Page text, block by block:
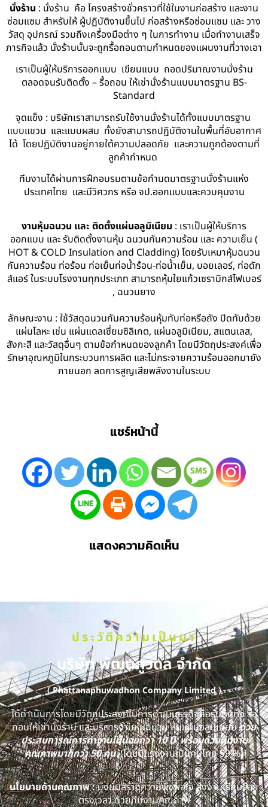
นั่งร้าน : นั่งร้าน คือ โครงสร้างชั่วคราวที่ใช้ในงานก่อสร้าง และงาน
ซ่อมแซม สำหรับให้ ผู้ปฏิบัติงานขึ้นไป ก่อสร้างหรือซ่อมแซม และ วาง
วัสดุ อุปกรณ์ รวมถึงเครื่องมือต่าง ๆ ในการทำงาน เมื่อทำงานเสร็จ
ภารกิจแล้ว นั่งร้านนั้นจะถูกรื้อถอนตามกำหนดของแผนงานที่วางเอา
เราเป็นผู้ให้บริการออกแบบ เขียนแบบ ถอดปริมาณงานนั่งร้าน
ตลอดจนรับติดตั้ง – รื้อถอน ให้เช่านั่งร้านแบบมาตรฐาน BS-
Standard
จุดแข็ง : บริษัทเราสามารถรับใช้งานนั่งร้านได้ทั้งแบบมาตรฐาน
แบบแขวน และแบบผสม ทั้งยังสามารถปฏิบัติงานในพื้นที่อับอากาศ
ได้ โดยปฏิบัติงานอยู่ภายใต้ความปลอดภัย และความถูกต้องตามที่
ลูกค้ากำหนด
ทีมงานได้ผ่านการฝึกอบรมตามข้อกำนดมาตรฐานนั่งร้านแห่ง
ประเทศไทย และมีวิศวกร หรือ จป.ออกแบบและควบคุมงาน
งานหุ้มฉนวน และ ติดตั้งแผ่นอลูมิเนียม : เราเป็นผู้ให้บริการ
ออกแบบ และ รับติดตั้งงานหุ้ม ฉนวนกันความร้อน และ ความเย็น (
HOT & COLD Insulation and Cladding) โดยรับเหมาหุ้มฉนวน
กันความร้อน ท่อร้อน ท่อเย็นท่อน้ำร้อน-ท่อน้ำเย็น, บอยเลอร์, ท่อดัก
ส์แอร์ ในระบบโรงงานทุกประเภท สามารถหุ้มใยแก้วเซรามิกส์ไฟเบอร์
, ฉนวนยาง
ลักษณะงาน : ใช้วัสดุฉนวนกันความร้อนหุ้มทับท่อหรือถัง ปิดทับด้วย
แผ่นโลหะ เช่น แผ่นแดลเซี่ยมซิลิเกต, แผ่นอลูมิเนียม, สแตนเลส,
สังกะสี และวัสดุอื่นๆ ตามข้อกำหนดของลูกค้า โดยมีวัตถุประสงค์เพื่อ
รักษาอุณหภูมิในกระบวนการผลิต และไม่กระจายความร้อนออกมายัง
ภายนอก ลดการสูญเสียพลังงานในระบบ
แชร์หน้านี้
แสดงความคิดเห็น
ประวัติความเป็นมา
บริษัท พัฒนภูวดล จำกัด
( Phattanaphuwadhon Company Limited )
ได้ดำเนินการโดยมีวัตถุประสงค์ในการดำเนินธุรกิจคือรับติดตั้ง รื้อ
ถอนให้เช่านั่งร้าน และบริการงานหุ้มฉนวน หุ้มแผ่นอลูมิเนียมด้วย
ประสบการณ์การทำงานไม่น้อยกว่า 10 ปี พร้อมด้วยทีมงาน
คุณภาพมากกว่า 50 คน(โดยมีแรงงานเป็นคนไทย 99 %)
นโยบายด้านคุณภาพ :มุ่งมั่นสร้างความพึงพอใจ ส่งงานเรียบร้อย
ตรงเวลา ด้วยทีมงานคุณภาพ